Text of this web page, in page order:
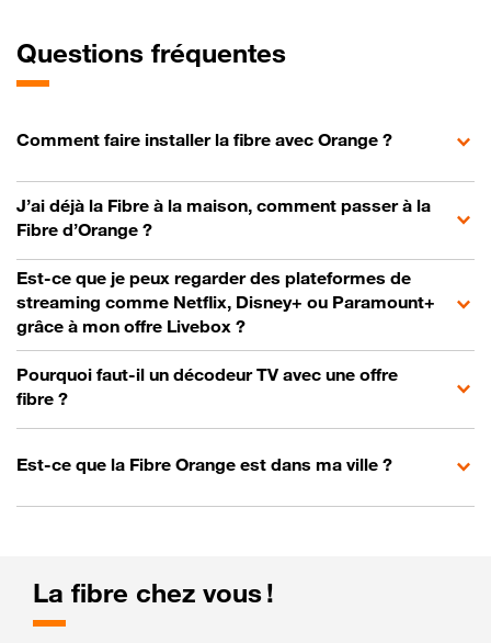
Questions fréquentes
Comment faire installer la fibre avec Orange ?
J’ai déjà la Fibre à la maison, comment passer à la
Fibre d’Orange ?
Est-ce que je peux regarder des plateformes de
streaming comme Netflix, Disney+ ou Paramount+
grâce à mon offre Livebox ?
Pourquoi faut-il un décodeur TV avec une offre
fibre ?
Est-ce que la Fibre Orange est dans ma ville ?
La fibre chez vous !